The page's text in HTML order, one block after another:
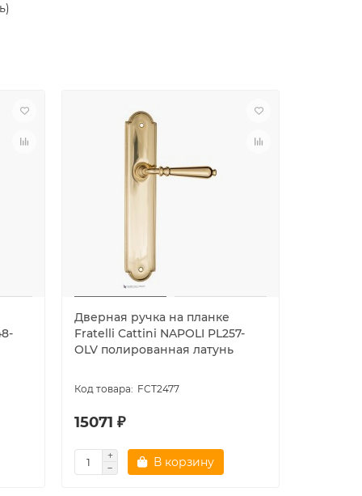
Дверная ручка на планке
Fratelli Cattini NAPOLI PL257-
OLV полированная латунь
FCT2477
15071 ₽
В корзину